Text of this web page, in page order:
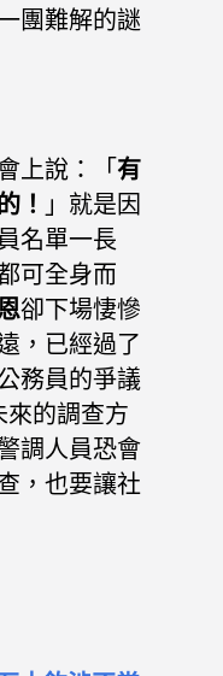
團難解的謎
上說：「 有
！ 」就是因
名單一長
可全身而
卻下場悽慘
，已經過了
務員的爭議
來的調查方
調人員恐會
，也要讓社